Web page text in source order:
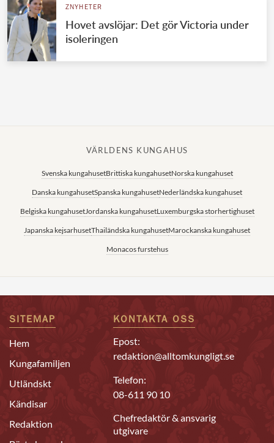
Jordanska kungahuset
Luxemburgska storhertighuset
Japanska kejsarhuset
ZNYHETER
Hovet avslöjar: Det gör Victoria under
isoleringen
VÄRLDENS KUNGAHUS
Svenska kungahusetBrittiska kungahusetNorska kungahuset
Danska kungahusetSpanska kungahusetNederländska kungahuset
Belgiska kungahusetJordanska kungahusetLuxemburgska storhertighuset
Japanska kejsarhusetThailändska kungahusetMarockanska kungahuset
Monacos furstehus
SITEMAP
Hem
Kungafamiljen
Utländskt
Kändisar
Redaktion
KONTAKTA OSS
Epost:
redaktion@alltomkungligt.se
Telefon:
08-611 90 10
Chefredaktör & ansvarig
utgivare